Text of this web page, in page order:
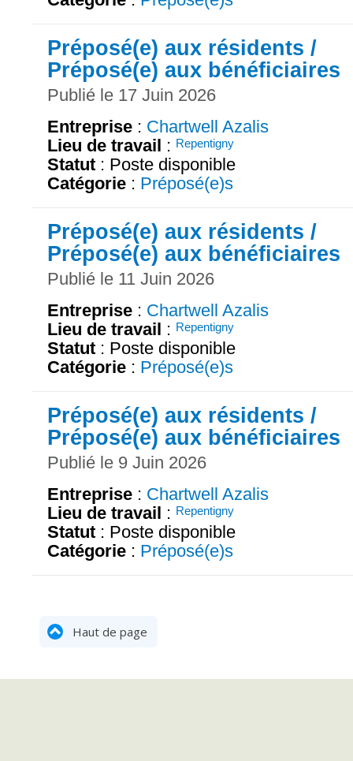
Préposé(e) aux résidents /
Préposé(e) aux bénéficiaires
Publié le 17 Juin 2026
Entreprise : Chartwell Azalis
Lieu de travail : Repentigny
Statut : Poste disponible
Catégorie : Préposé(e)s
Préposé(e) aux résidents /
Préposé(e) aux bénéficiaires
Publié le 11 Juin 2026
Entreprise : Chartwell Azalis
Lieu de travail : Repentigny
Statut : Poste disponible
Catégorie : Préposé(e)s
Préposé(e) aux résidents /
Préposé(e) aux bénéficiaires
Publié le 9 Juin 2026
Entreprise : Chartwell Azalis
Lieu de travail : Repentigny
Statut : Poste disponible
Catégorie : Préposé(e)s
Haut de page